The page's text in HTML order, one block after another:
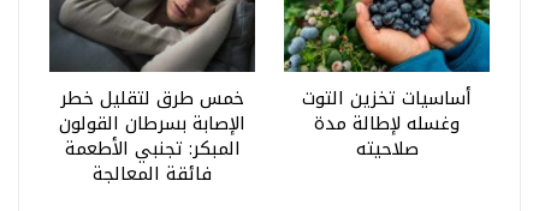
أساسيات تخزين التوت
وغسله لإطالة مدة
صلاحيته
خمس طرق لتقليل خطر
الإصابة بسرطان القولون
المبكر: تجنبي الأطعمة
فائقة المعالجة